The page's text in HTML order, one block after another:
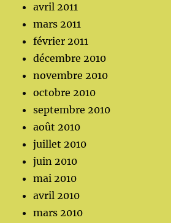
avril 2011
mars 2011
février 2011
décembre 2010
novembre 2010
octobre 2010
septembre 2010
août 2010
juillet 2010
juin 2010
mai 2010
avril 2010
mars 2010